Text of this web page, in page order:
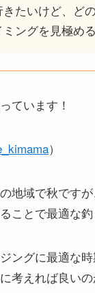
たいけど、ど
ングを見極め
ています！
）
地域で秋です
ことで最適な
ングに最適な
考えれば良い